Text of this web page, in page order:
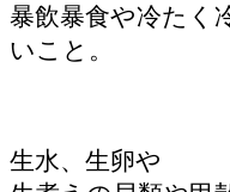
暴飲暴食や冷たく
いこと。
生水、生卵や